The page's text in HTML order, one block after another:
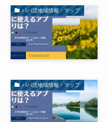
パパ活地域情報・マップ
パパ活地域情報・マップ